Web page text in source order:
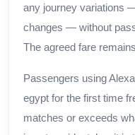
any journey variations
changes — without
The agreed fare
Passengers using
egypt for the first time
matches or exceeds